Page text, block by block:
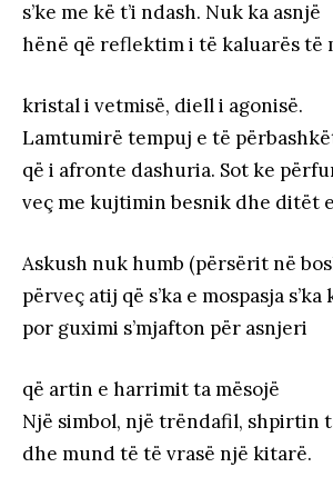
s’ke me kë t’i ndash. Nuk ka asnjë
hënë që reflektim i të kaluarës të
kristal i vetmisë, diell i agonisë.
Lamtumirë tempuj e të
që i afronte dashuria. Sot ke
veç me kujtimin besnik dhe ditët
Askush nuk humb (përsërit në
përveç atij që s’ka e mospasja s’ka
por guximi s’mjafton për asnjeri
që artin e harrimit ta mësojë
Një simbol, një trëndafil, shpirtin
dhe mund të të vrasë një kitarë.